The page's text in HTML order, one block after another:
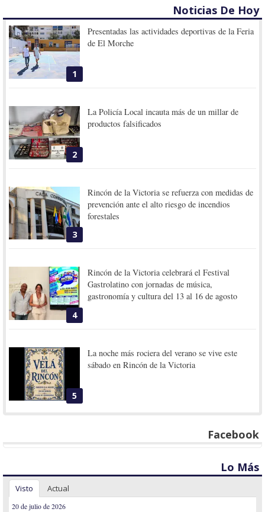
Noticias De Hoy
1
Presentadas las actividades deportivas de la Feria
de El Morche
2
La Policía Local incauta más de un millar de
productos falsificados
3
Rincón de la Victoria se refuerza con medidas de
prevención ante el alto riesgo de incendios
forestales
4
Rincón de la Victoria celebrará el Festival
Gastrolatino con jornadas de música,
gastronomía y cultura del 13 al 16 de agosto
5
La noche más rociera del verano se vive este
sábado en Rincón de la Victoria
Facebook
Lo Más
Visto Actual
20 de julio de 2026